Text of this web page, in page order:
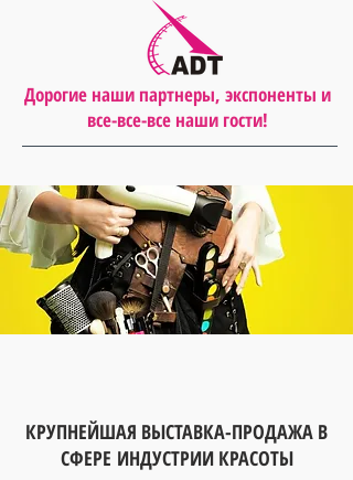
Дорогие наши партнеры, экспоненты и
все-все-все наши гости!
КРУПНЕЙШАЯ ВЫСТАВКА-ПРОДАЖА В
СФЕРЕ ИНДУСТРИИ КРАСОТЫ